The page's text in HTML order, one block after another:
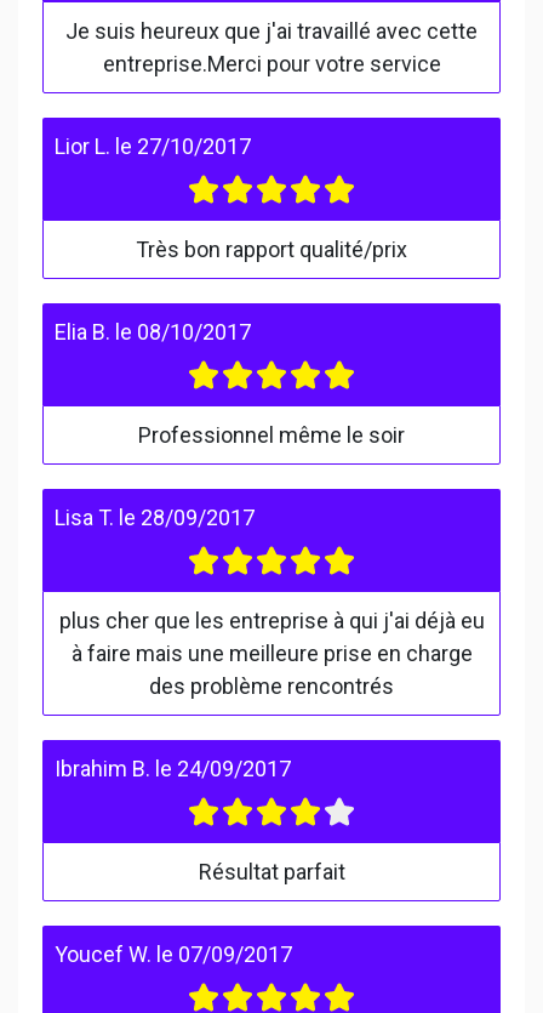
Je suis heureux que j'ai travaillé avec cette
entreprise.Merci pour votre service
Lior L. le 27/10/2017
Très bon rapport qualité/prix
Elia B. le 08/10/2017
Professionnel même le soir
Lisa T. le 28/09/2017
plus cher que les entreprise à qui j'ai déjà eu
à faire mais une meilleure prise en charge
des problème rencontrés
Ibrahim B. le 24/09/2017
Résultat parfait
Youcef W. le 07/09/2017